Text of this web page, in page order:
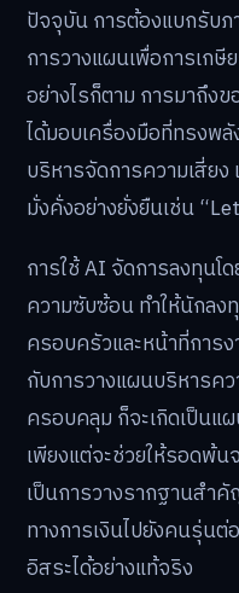
ปัจจุบัน การต้องแบกรับภ
การวางแผนเพื่อการเกษี
อย่างไรก็ตาม การมาถึงข
ได้มอบเครื่องมือที่ทรงพ
บริหารจัดการความเสี่ยง
มั่งคั่งอย่างยั่งยืนเช่น
การใช้ AI จัดการลงทุนโ
ความซับซ้อน ทำให้นักลง
ครอบครัวและหน้าที่การง
กับการวางแผนบริหารค
ครอบคลุม ก็จะเกิดเป็นแ
เพียงแต่จะช่วยให้รอดพ้
เป็นการวางรากฐานสำ
ทางการเงินไปยังคนรุ่น
อิสระได้อย่างแท้จริง